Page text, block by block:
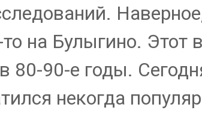
на Булыгино. Этот
90-е годы.
некогда